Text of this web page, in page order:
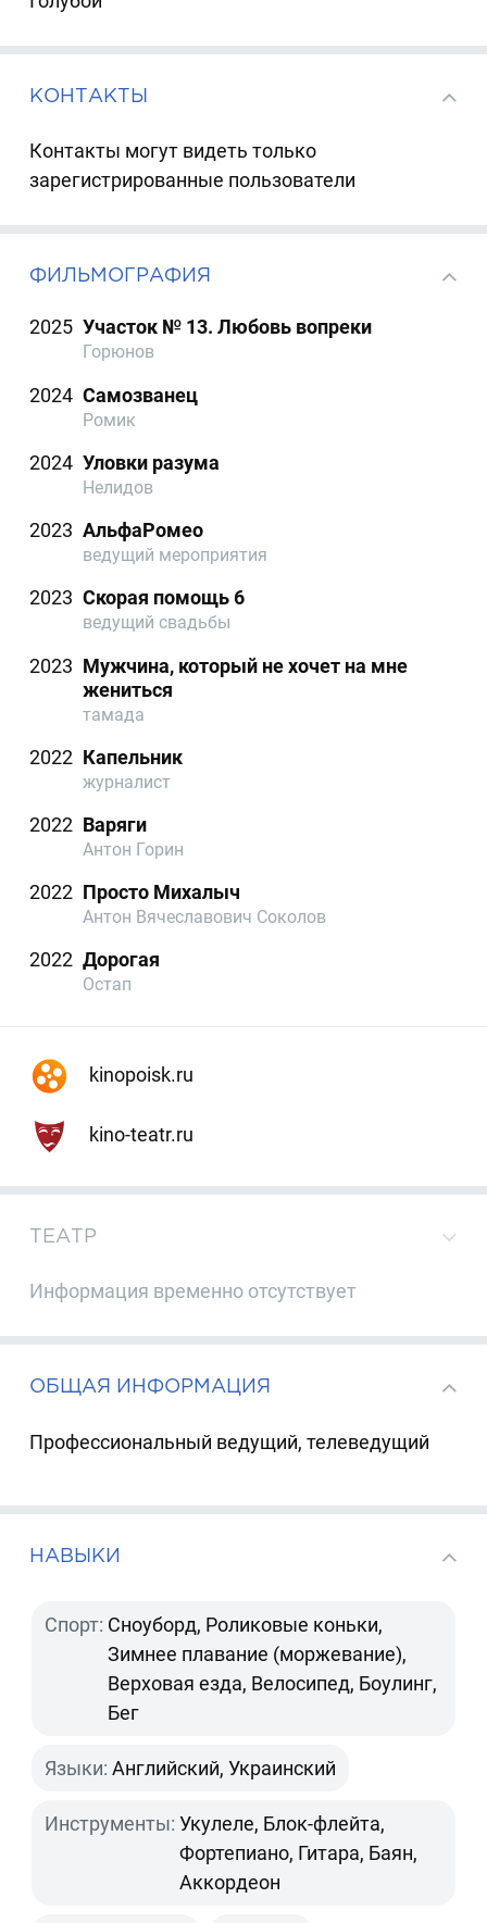
КОНТАКТЫ
Контакты могут видеть только
зарегистрированные пользователи
ФИЛЬМОГРАФИЯ
2025 Участок № 13. Любовь вопреки
Горюнов
2024 Самозванец
Ромик
2024 Уловки разума
Нелидов
2023 АльфаРомео
ведущий мероприятия
2023 Скорая помощь 6
ведущий свадьбы
2023 Мужчина, который не хочет на мне
жениться
тамада
2022 Капельник
журналист​​​​​​​
2022 Варяги
Антон Горин
2022 Просто Михалыч
Антон Вячеславович Соколов
2022 Дорогая
Остап
kinopoisk.ru
kino-teatr.ru
ТЕАТР
Информация временно отсутствует
ОБЩАЯ ИНФОРМАЦИЯ
Профессиональный ведущий, телеведущий
НАВЫКИ
Спорт: Сноуборд, Роликовые коньки,
Зимнее плавание (моржевание),
Верховая езда, Велосипед, Боулинг,
Бег
Языки: Английский, Украинский
Инструменты: Укулеле, Блок-флейта,
Фортепиано, Гитара, Баян,
Аккордеон